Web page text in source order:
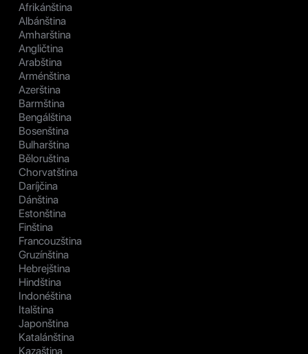
Afrikánština
Albánština
Amharština
Angličtina
Arabština
Arménština
Azerština
Barmština
Bengálština
Bosenština
Bulharština
Běloruština
Chorvatština
Daríjčina
Dánština
Estonština
Finština
Francouzština
Gruzínština
Hebrejština
Hindština
Indonéština
Italština
Japonština
Katalánština
Kazaština